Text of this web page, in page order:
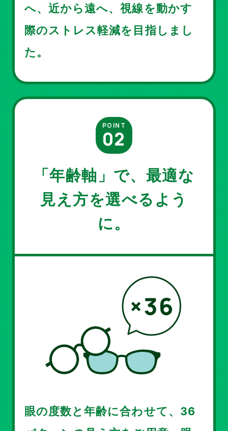
へ、近から遠へ、視線を動かす
際のストレス軽減を目指しまし
た。
POINT
「年齢軸」で、最適な
見え方を選べるよう
に。
眼の度数と年齢に合わせて、36